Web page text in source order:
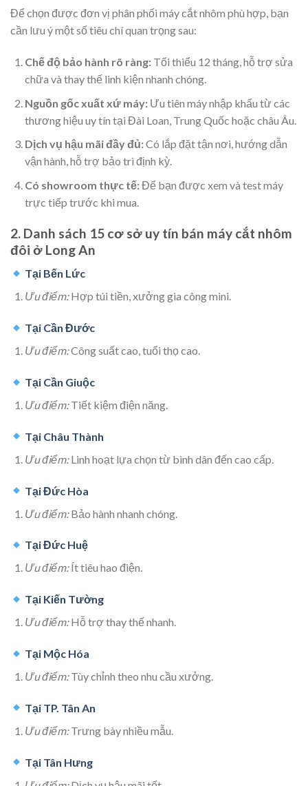
Để chọn được đơn vị phân phối máy cắt nhôm phù hợp, bạn
cần lưu ý một số tiêu chí quan trọng sau:
Chế độ bảo hành rõ ràng:Tối thiểu 12 tháng, hỗ trợ sửa
chữa và thay thế linh kiện nhanh chóng.
Nguồn gốc xuất xứ máy:Ưu tiên máy nhập khẩu từ các
thương hiệu uy tín tại Đài Loan, Trung Quốc hoặc châu Âu.
Dịch vụ hậu mãi đầy đủ:Có lắp đặt tận nơi, hướng dẫn
vận hành, hỗ trợ bảo trì định kỳ.
Có showroom thực tế:Để bạn được xem và test máy
trực tiếp trước khi mua.
2. Danh sách 15 cơ sở uy tín bán máy cắt nhôm
đôi ở Long An
Tại Bến Lức
Ưu điểm:Hợp túi tiền, xưởng gia công mini.
Tại Cần Đước
Ưu điểm:Công suất cao, tuổi thọ cao.
Tại Cần Giuộc
Ưu điểm:Tiết kiệm điện năng.
Tại Châu Thành
Ưu điểm:Linh hoạt lựa chọn từ bình dân đến cao cấp.
Tại Đức Hòa
Ưu điểm:Bảo hành nhanh chóng.
Tại Đức Huệ
Ưu điểm:Ít tiêu hao điện.
Tại Kiến Tường
Ưu điểm:Hỗ trợ thay thế nhanh.
Tại Mộc Hóa
Ưu điểm:Tùy chỉnh theo nhu cầu xưởng.
Tại TP. Tân An
Ưu điểm:Trưng bày nhiều mẫu.
Tại Tân Hưng